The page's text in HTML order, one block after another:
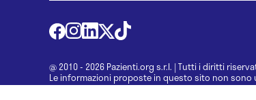
@ 2010 - 2026 Pazienti.org s.r.l. | Tutti i diritti
Le informazioni proposte in questo sito non
una diagnosi formulata dal medico. Non si